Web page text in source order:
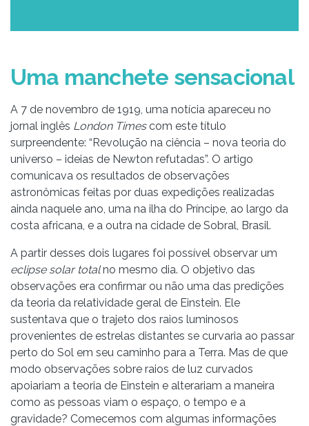
Uma manchete sensacional
A 7 de novembro de 1919, uma notícia apareceu no
jornal inglês London Timescom este título
surpreendente: “Revolução na ciência – nova teoria do
universo – ideias de Newton refutadas”. O artigo
comunicava os resultados de observações
astronômicas feitas por duas expedições realizadas
ainda naquele ano, uma na ilha do Príncipe, ao largo da
costa africana, e a outra na cidade de Sobral, Brasil.
A partir desses dois lugares foi possível observar um
eclipse solar totalno mesmo dia. O objetivo das
observações era confirmar ou não uma das predições
da teoria da relatividade geral de Einstein. Ele
sustentava que o trajeto dos raios luminosos
provenientes de estrelas distantes se curvaria ao passar
perto do Sol em seu caminho para a Terra. Mas de que
modo observações sobre raios de luz curvados
apoiariam a teoria de Einstein e alterariam a maneira
como as pessoas viam o espaço, o tempo e a
gravidade? Comecemos com algumas informações